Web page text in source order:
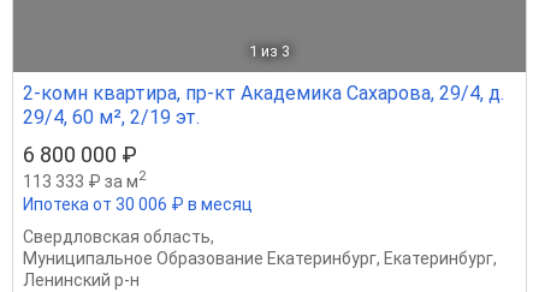
1 из 3
2-комн квартира, пр-кт Академика Сахарова, 29/4, д.
29/4, 60 м², 2/19 эт.
6 800 000 ₽
113 333 ₽ за м2
Ипотека от 30 006 ₽ в месяц
Свердловская область,
Муниципальное Образование Екатеринбург, Екатеринбург,
Ленинский р-н